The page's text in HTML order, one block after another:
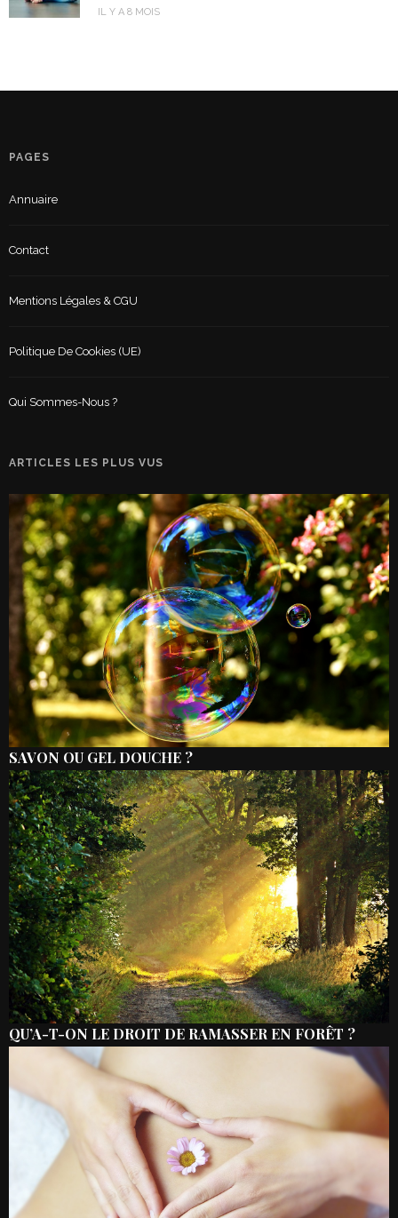
IL Y A 8 MOIS
PAGES
Annuaire
Contact
Mentions Légales & CGU
Politique De Cookies (UE)
Qui Sommes-Nous ?
ARTICLES LES PLUS VUS
SAVON OU GEL DOUCHE ?
QU’A-T-ON LE DROIT DE RAMASSER EN FORÊT ?